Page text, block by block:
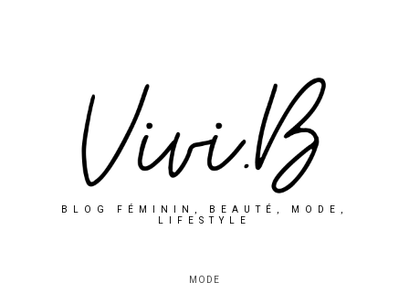
BLOG FÉMININ, BEAUTÉ, MODE,
LIFESTYLE
MODE